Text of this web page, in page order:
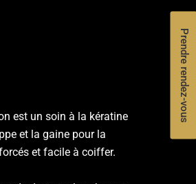
est un soin à la kératine
et la gaine pour la
et facile à coiffer.
Prendre rendez-vous